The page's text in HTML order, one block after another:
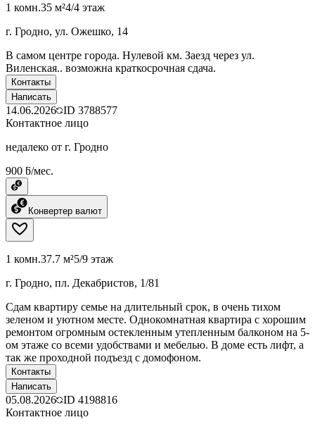
1 комн.35 м²4/4 этаж
г. Гродно, ул. Ожешко, 14
В самом центре города. Нулевой км. Заезд через ул.
Виленская.. возможна краткосрочная сдача.
Контакты
Написать
14.06.2026 ID 3788577
Контактное лицо
недалеко от г. Гродно
900 ƃ/мес.
Конвертер валют
1 комн.37.7 м²5/9 этаж
г. Гродно, пл. Декабристов, 1/81
Сдам квартиру семье на длительный срок, в очень тихом
зеленом и уютном месте. Однокомнатная квартира с хорошим
ремонтом огромным остекленным утепленным балконом на 5-
ом этаже со всеми удобствами и мебелью. В доме есть лифт, а
так же проходной подъезд с домофоном.
Контакты
Написать
05.08.2026 ID 4198816
Контактное лицо